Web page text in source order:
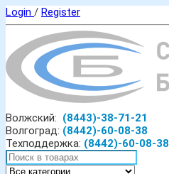
Login / Register
Волжский: (8443)-38-71-21
Волгоград: (8442)-60-08-38
Техподдержка: (8442)-60-08-38